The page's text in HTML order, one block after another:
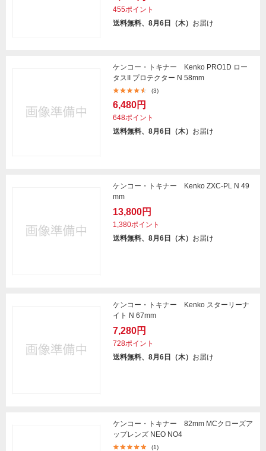
455ポイント
送料無料、8月6日（木） お届け
ケンコー・トキナー Kenko PRO1D ロー
タスII プロテクター N 58mm
(3)
6,480円
648ポイント
送料無料、8月6日（木） お届け
ケンコー・トキナー Kenko ZXC-PL N 49
mm
13,800円
1,380ポイント
送料無料、8月6日（木） お届け
ケンコー・トキナー Kenko スターリーナ
イト N 67mm
7,280円
728ポイント
送料無料、8月6日（木） お届け
ケンコー・トキナー 82mm MCクローズア
ップレンズ NEO NO4
(1)